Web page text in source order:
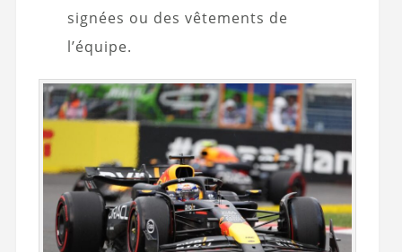
signées ou des vêtements de
l’équipe.